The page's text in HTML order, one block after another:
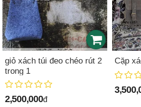
giỏ xách túi đeo chéo rút 2
trong 1
2,500,000đ
Cặp